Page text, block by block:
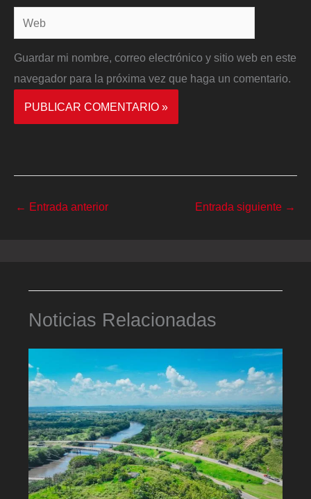
Web
Guardar mi nombre, correo electrónico y sitio web en este
navegador para la próxima vez que haga un comentario.
← Entrada anterior Entrada siguiente →
Noticias Relacionadas